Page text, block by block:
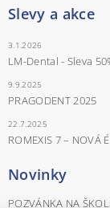
Slevy a akce
3.1.2026
LM-Dental - Sleva
9.9.2025
PRAGODENT 2025
22.7.2025
ROMEXIS 7 – NOVÁ
Novinky
POZVÁNKA NA